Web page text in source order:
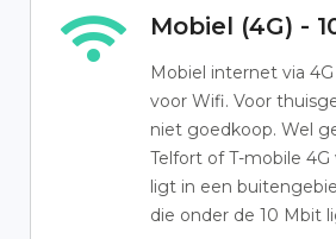
Mobiel (4G) -
Mobiel internet via
voor Wifi. Voor
niet goedkoop. Wel
Telfort of T-mobile
ligt in een
die onder de 10 Mbit